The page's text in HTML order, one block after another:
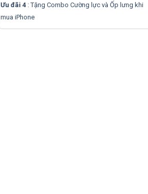
Ưu đãi 4: Tặng Combo Cường lực và Ốp lưng khi
mua iPhone